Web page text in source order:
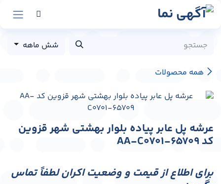
پرش به محتوا
همه محصولات
شش ماهه
عرشه پل عابر پیاده بلوار بهشتی شهر قزوین
کد AA-C0701-65709
برای اطلاع از قیمت و وضعیت اکران لطفاً تماس